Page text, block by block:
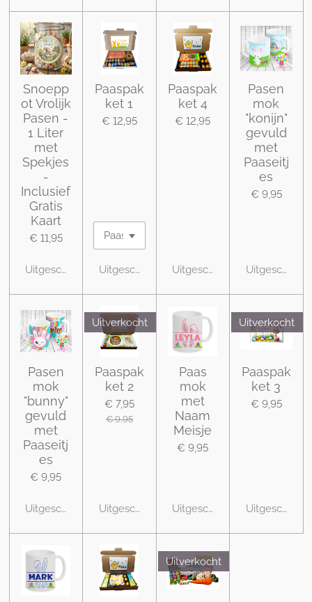
Snoepp
ot Vrolijk
Pasen -
1 Liter
met
Spekjes
-
Inclusief
Gratis
Kaart
€ 11,95
Uitgeschakeld
Paaspak
ket 1
€ 12,95
Uitgeschakeld
Paaspak
ket 4
€ 12,95
Uitgeschakeld
Pasen
mok
"konijn"
gevuld
met
Paaseitj
es
€ 9,95
Pasen
mok
"bunny"
gevuld
met
Paaseitj
es
€ 9,95
Uitgeschakeld
Uitverkocht
Paaspak
ket 2
€ 7,95
€ 9,95
Uitgeschakeld
Paas
mok
met
Naam
Meisje
€ 9,95
Uitgeschakeld
Uitverkocht
Paaspak
ket 3
€ 9,95
Uitverkocht